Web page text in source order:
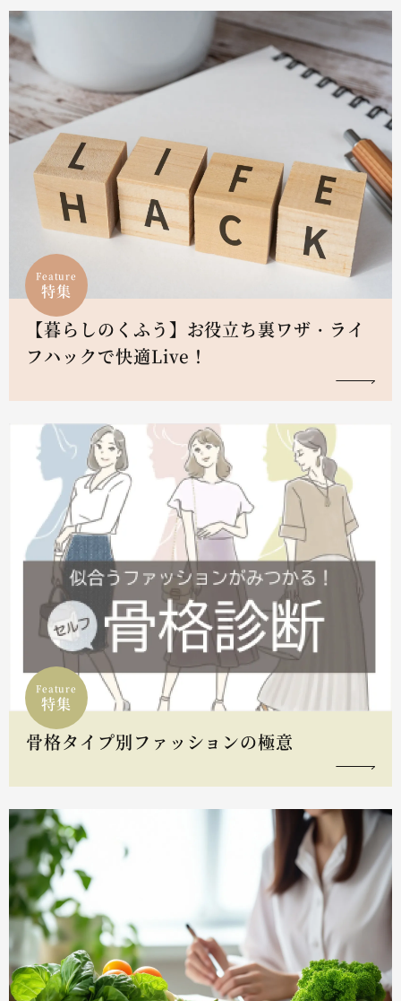
Feature
特集
【暮らしのくふう】お役立ち裏ワザ・ライ
フハックで快適Live！
Feature
特集
骨格タイプ別ファッションの極意